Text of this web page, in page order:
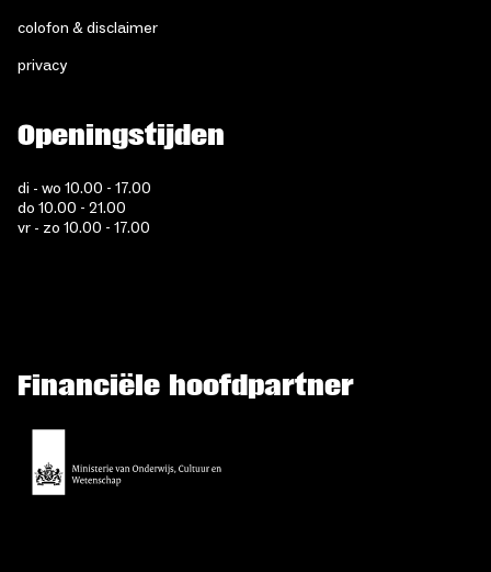
colofon & disclaimer
privacy
Openingstijden
di - wo 10.00 - 17.00
do 10.00 - 21.00
vr - zo 10.00 - 17.00
Financiële hoofdpartner